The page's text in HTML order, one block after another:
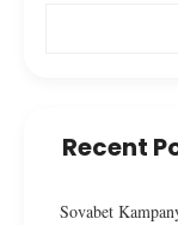
Recent
Sovabet